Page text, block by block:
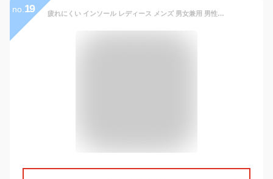
no. 19 疲れにくい インソール レディース メンズ 男女兼用 男性 女性 衝撃吸収 足底筋膜炎 土踏まず アーチサポート 偏平足 (扁平足) 中敷き クッション 足裏サポーター O脚補整 スニーカー 革靴 パンプス ブーツ 敷く 軽い 薄い 立ち仕事 サポート かかと 調整 La Footインソール